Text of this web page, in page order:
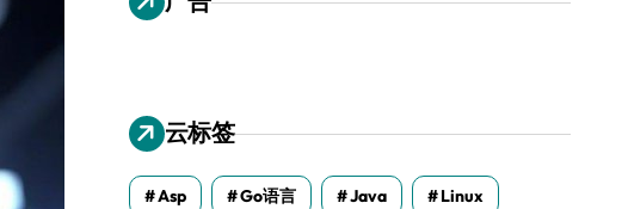
云标签
Asp Go语言 Java Linux